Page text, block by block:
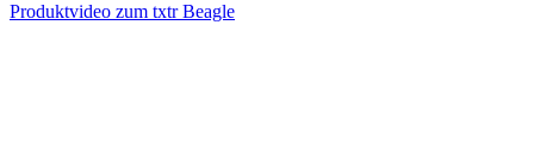
Produktvideo zum txtr Beagle